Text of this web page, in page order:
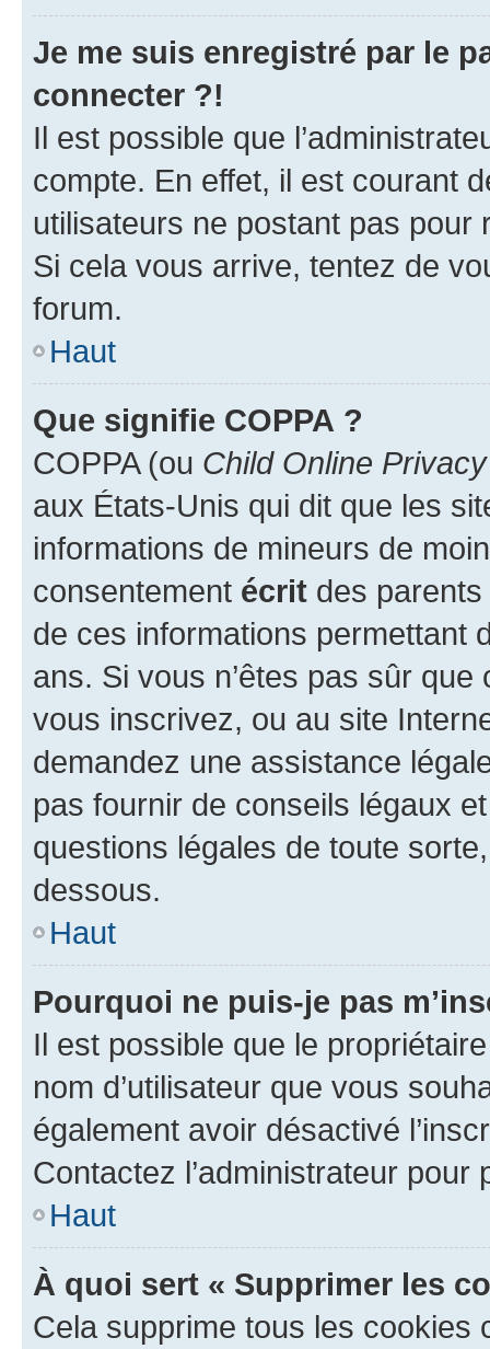
Je me suis enregistré par le
connecter ?!
Il est possible que
compte. En effet, il est courant
utilisateurs ne postant pas pour
Si cela vous arrive, tentez de
forum.
Haut
Que signifie COPPA ?
COPPA (ou Child Online
aux États-Unis qui dit que les
informations de mineurs de
consentement écrit des parents
de ces informations permettant
ans. Si vous n’êtes pas sûr
vous inscrivez, ou au site
demandez une assistance
pas fournir de conseils légaux
questions légales de toute
dessous.
Haut
Pourquoi ne puis-je pas
Il est possible que le
nom d’utilisateur que vous
également avoir désactivé
Contactez l’administrateur
Haut
À quoi sert « Supprimer les
Cela supprime tous les cookies